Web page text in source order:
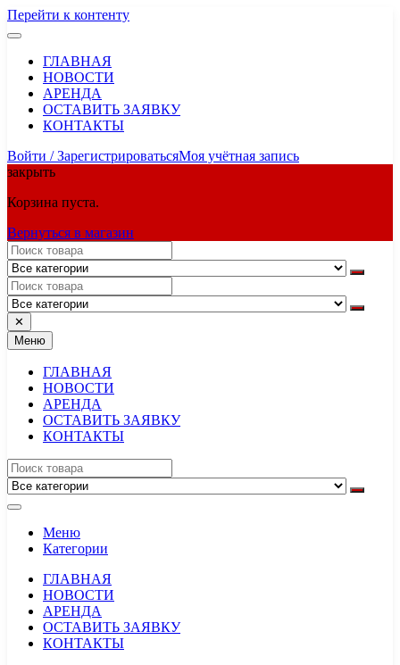
Перейти к контенту
ГЛАВНАЯ
НОВОСТИ
АРЕНДА
ОСТАВИТЬ ЗАЯВКУ
КОНТАКТЫ
Войти / ЗарегистрироватьсяМоя учётная запись
закрыть
Корзина пуста.
Вернуться в магазин
✕
Меню
ГЛАВНАЯ
НОВОСТИ
АРЕНДА
ОСТАВИТЬ ЗАЯВКУ
КОНТАКТЫ
Меню
Категории
ГЛАВНАЯ
НОВОСТИ
АРЕНДА
ОСТАВИТЬ ЗАЯВКУ
КОНТАКТЫ